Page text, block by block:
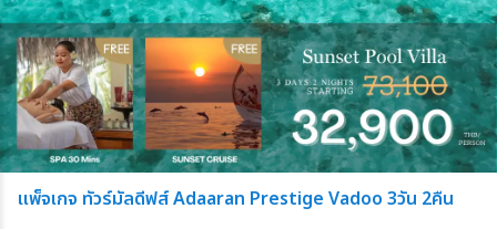
แพ็จเกจ ทัวร์มัลดีฟส์ Adaaran Prestige Vadoo 3วัน 2คืน